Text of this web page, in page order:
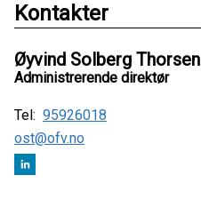
Kontakter
Øyvind Solberg Thorsen
Administrerende direktør
Tel: 95926018
ost@ofv.no